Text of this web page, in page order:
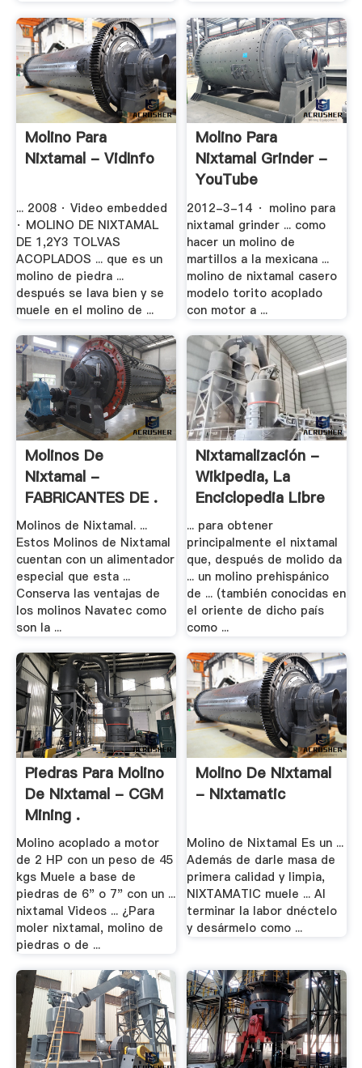
Molino Para
Nixtamal - VidInfo
... 2008 · Video embedded
· MOLINO DE NIXTAMAL
DE 1,2Y3 TOLVAS
ACOPLADOS ... que es un
molino de piedra ...
después se lava bien y se
muele en el molino de ...
Molino Para
Nixtamal Grinder -
YouTube
2012-3-14 · molino para
nixtamal grinder ... como
hacer un molino de
martillos a la mexicana ...
molino de nixtamal casero
modelo torito acoplado
con motor a ...
Molinos De
Nixtamal -
FABRICANTES DE .
Molinos de Nixtamal. ...
Estos Molinos de Nixtamal
cuentan con un alimentador
especial que esta ...
Conserva las ventajas de
los molinos Navatec como
son la ...
Nixtamalización -
Wikipedia, La
Enciclopedia Libre
... para obtener
principalmente el nixtamal
que, después de molido da
... un molino prehispánico
de ... (también conocidas en
el oriente de dicho país
como ...
Piedras Para Molino
De Nixtamal - CGM
Mining .
Molino acoplado a motor
de 2 HP con un peso de 45
kgs Muele a base de
piedras de 6" o 7" con un ...
nixtamal Videos ... ¿Para
moler nixtamal, molino de
piedras o de ...
Molino De Nixtamal
- Nixtamatic
Molino de Nixtamal Es un ...
Además de darle masa de
primera calidad y limpia,
NIXTAMATIC muele ... Al
terminar la labor dnéctelo
y desármelo como ...